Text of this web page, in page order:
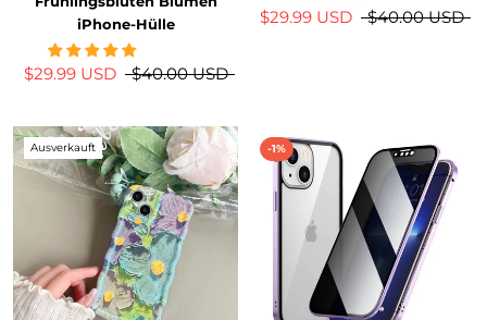
iPhone-Hülle
$29.99 USD $40.00 USD
$29.99 USD $40.00 USD
Ausverkauft -1%